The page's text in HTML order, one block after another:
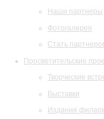
Наши партнеры
Фотогалерея
Стать
Просветительские
Творческие
Выставки
Издания